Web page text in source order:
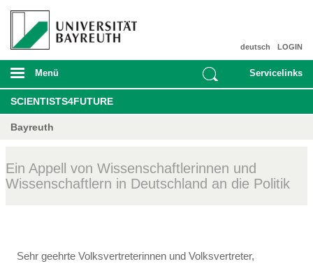
LOGIN
deutsch
Menü Servicelinks
SCIENTISTS4FUTURE
Bayreuth
Ein Appell von Wissenschaftlerinnen und
Wissenschaftlern in Deutschland an die Politik
Sehr geehrte Volksvertreterinnen und Volksvertreter,